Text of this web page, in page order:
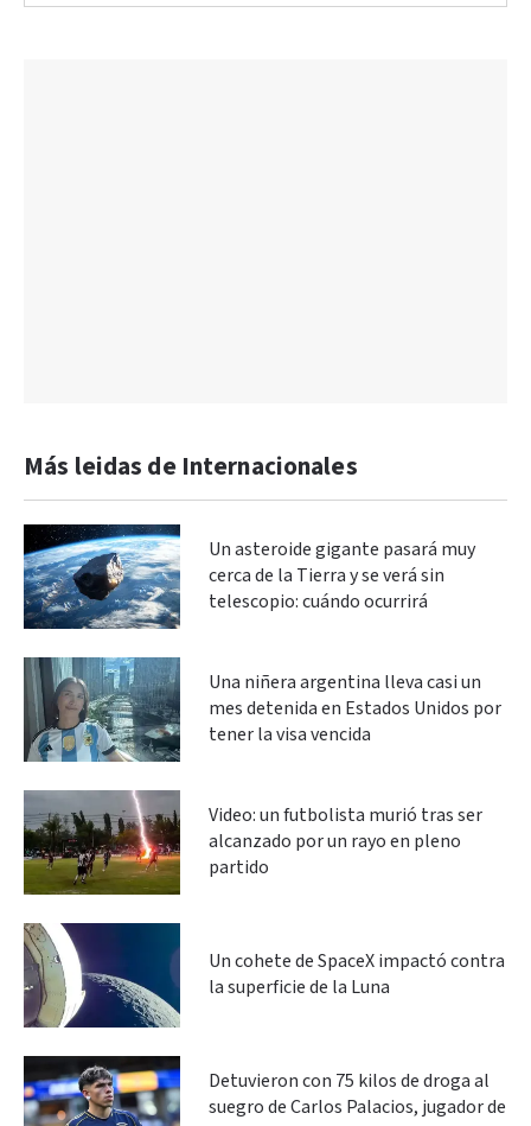
Más leidas de Internacionales
Un asteroide gigante pasará muy
cerca de la Tierra y se verá sin
telescopio: cuándo ocurrirá
Una niñera argentina lleva casi un
mes detenida en Estados Unidos por
tener la visa vencida
Video: un futbolista murió tras ser
alcanzado por un rayo en pleno
partido
Un cohete de SpaceX impactó contra
la superficie de la Luna
Detuvieron con 75 kilos de droga al
suegro de Carlos Palacios, jugador de